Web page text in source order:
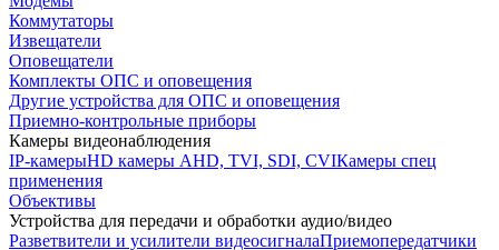
Коммутаторы
Извещатели
Оповещатели
Комплекты ОПС и оповещения
Другие устройства для ОПС и оповещения
Приемно-контрольные приборы
Камеры видеонаблюдения
IP-камерыHD камеры AHD, TVI, SDI, CVIКамеры спец
применения
Объективы
Устройства для передачи и обработки аудио/видео
Разветвители и усилители видеосигналаПриемопередатчики